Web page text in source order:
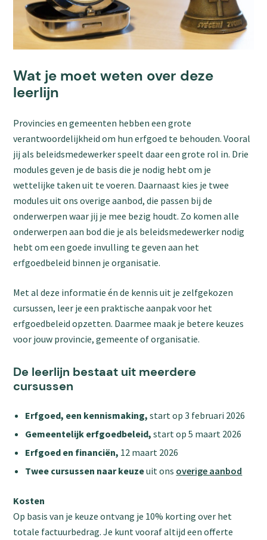
Wat je moet weten over deze
leerlijn
Provincies en gemeenten hebben een grote
verantwoordelijkheid om hun erfgoed te behouden. Vooral
jij als beleidsmedewerker speelt daar een grote rol in. Drie
modules geven je de basis die je nodig hebt om je
wettelijke taken uit te voeren. Daarnaast kies je twee
modules uit ons overige aanbod, die passen bij de
onderwerpen waar jij je mee bezig houdt. Zo komen alle
onderwerpen aan bod die je als beleidsmedewerker nodig
hebt om een goede invulling te geven aan het
erfgoedbeleid binnen je organisatie.
Met al deze informatie én de kennis uit je zelfgekozen
cursussen, leer je een praktische aanpak voor het
erfgoedbeleid opzetten. Daarmee maak je betere keuzes
voor jouw provincie, gemeente of organisatie.
De leerlijn bestaat uit meerdere
cursussen
Erfgoed, een kennismaking,start op 3 februari 2026
Gemeentelijk erfgoedbeleid,start op 5 maart 2026
Erfgoed en financiën, 12 maart 2026
Twee cursussen naar keuzeuit ons overige aanbod
Kosten
Op basis van je keuze ontvang je 10% korting over het
totale factuurbedrag. Je kunt vooraf altijd een offerte